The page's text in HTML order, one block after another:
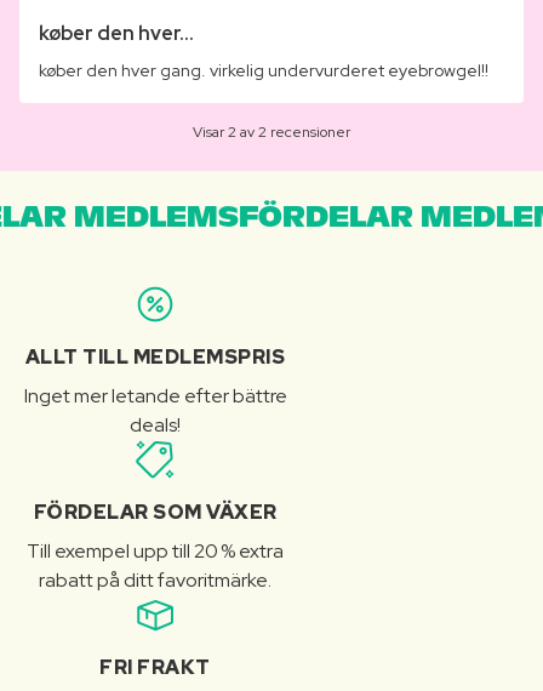
køber den hver...
køber den hver gang. virkelig undervurderet eyebrowgel!!
Visar 2 av 2 recensioner
MEDLEMSFÖRDELAR
ALLT TILL MEDLEMSPRIS
Inget mer letande efter bättre
deals!
FÖRDELAR SOM VÄXER
Till exempel upp till 20 % extra
rabatt på ditt favoritmärke.
FRI FRAKT